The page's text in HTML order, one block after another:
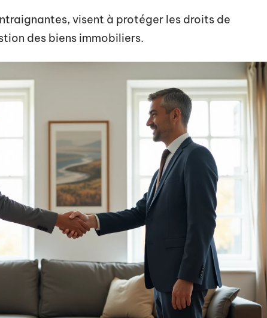
visent à protéger les droits de
des biens immobiliers.